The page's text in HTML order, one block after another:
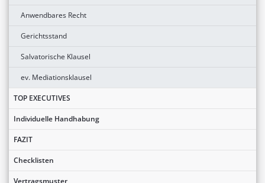
Anwendbares Recht
Gerichtsstand
Salvatorische Klausel
ev. Mediationsklausel
TOP EXECUTIVES
Individuelle Handhabung
FAZIT
Checklisten
Vertragsmuster